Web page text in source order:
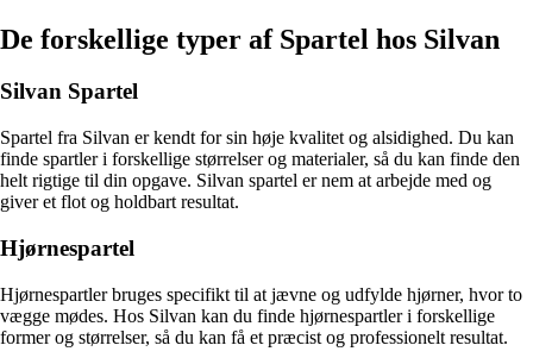
De forskellige typer af Spartel hos Silvan
Silvan Spartel
Spartel fra Silvan er kendt for sin høje kvalitet og alsidighed. Du kan
finde spartler i forskellige størrelser og materialer, så du kan finde den
helt rigtige til din opgave. Silvan spartel er nem at arbejde med og
giver et flot og holdbart resultat.
Hjørnespartel
Hjørnespartler bruges specifikt til at jævne og udfylde hjørner, hvor to
vægge mødes. Hos Silvan kan du finde hjørnespartler i forskellige
former og størrelser, så du kan få et præcist og professionelt resultat.